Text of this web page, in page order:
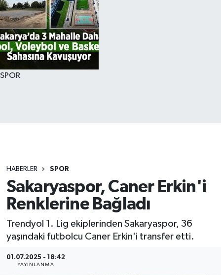
SPOR
HABERLER SPOR
Sakaryaspor, Caner Erkin'i
Renklerine Bağladı
Trendyol 1. Lig ekiplerinden Sakaryaspor, 36
yaşındaki futbolcu Caner Erkin'i transfer etti.
01.07.2025 - 18:42
YAYINLANMA